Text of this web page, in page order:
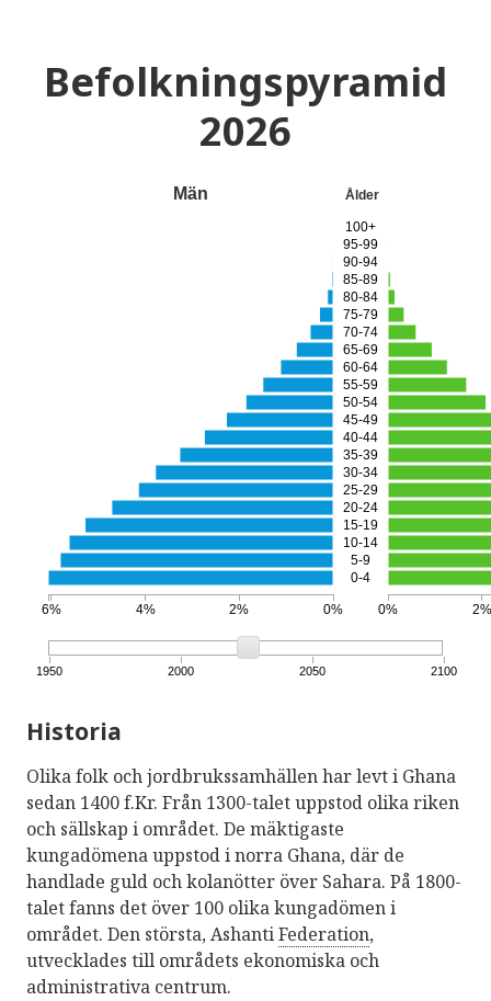
Befolkningspyramid
2026
Män Ålder
0-4
5-9
10-14
15-19
20-24
25-29
30-34
35-39
40-44
45-49
50-54
55-59
60-64
65-69
70-74
75-79
80-84
85-89
90-94
95-99
100+
0%
2%
4%
6% 0% 2%
1950 2000 2050 2100
Historia
Olika folk och jordbrukssamhällen har levt i Ghana
sedan 1400 f.Kr. Från 1300-talet uppstod olika riken
och sällskap i området. De mäktigaste
kungadömena uppstod i norra Ghana, där de
handlade guld och kolanötter över Sahara. På 1800-
talet fanns det över 100 olika kungadömen i
området. Den största, AshantiFederation,
utvecklades till områdets ekonomiska och
administrativa centrum.